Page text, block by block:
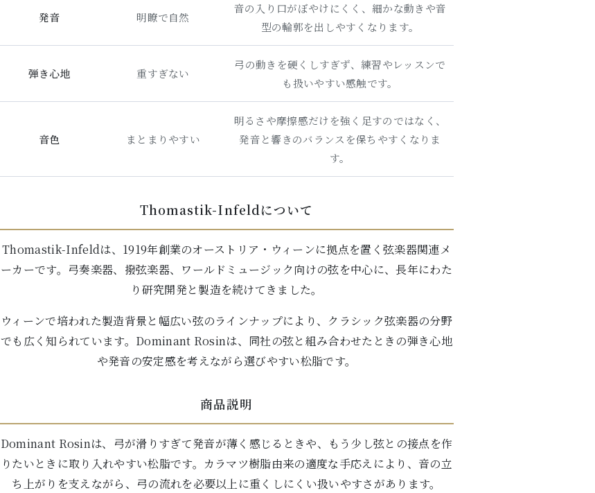
発音 明瞭で自然
音の入り口がぼやけにくく、細かな動きや音
型の輪郭を出しやすくなります。
弾き心地 重すぎない
弓の動きを硬くしすぎず、練習やレッスンで
も扱いやすい感触です。
音色 まとまりやすい
明るさや摩擦感だけを強く足すのではなく、
発音と響きのバランスを保ちやすくなりま
す。
Thomastik-Infeldについて
Thomastik-Infeldは、1919年創業のオーストリア・ウィーンに拠点を置く弦楽器関連メ
ーカーです。弓奏楽器、撥弦楽器、ワールドミュージック向けの弦を中心に、長年にわた
り研究開発と製造を続けてきました。
ウィーンで培われた製造背景と幅広い弦のラインナップにより、クラシック弦楽器の分野
でも広く知られています。Dominant Rosinは、同社の弦と組み合わせたときの弾き心地
や発音の安定感を考えながら選びやすい松脂です。
商品説明
Dominant Rosinは、弓が滑りすぎて発音が薄く感じるときや、もう少し弦との接点を作
りたいときに取り入れやすい松脂です。カラマツ樹脂由来の適度な手応えにより、音の立
ち上がりを支えながら、弓の流れを必要以上に重くしにくい扱いやすさがあります。